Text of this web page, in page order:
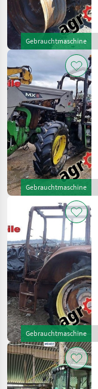
Gebrauchtmaschine
Gebrauchtmaschine
Gebrauchtmaschine